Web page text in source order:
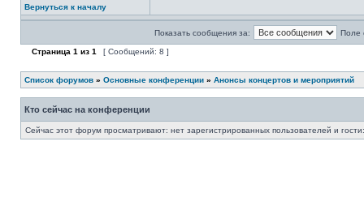
Вернуться к началу
Показать сообщения за: Поле
Страница 1 из 1 [ Сообщений: 8 ]
Список форумов » Основные конференции » Анонсы концертов и мероприятий
Кто сейчас на конференции
Сейчас этот форум просматривают: нет зарегистрированных пользователей и